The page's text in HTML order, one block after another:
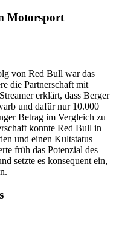
Motorsport
von Red Bull war das
die Partnerschaft mit
erklärt, dass Berger
und dafür nur 10.000
Betrag im Vergleich zu
konnte Red Bull in
und einen Kultstatus
früh das Potenzial des
setzte es konsequent ein,